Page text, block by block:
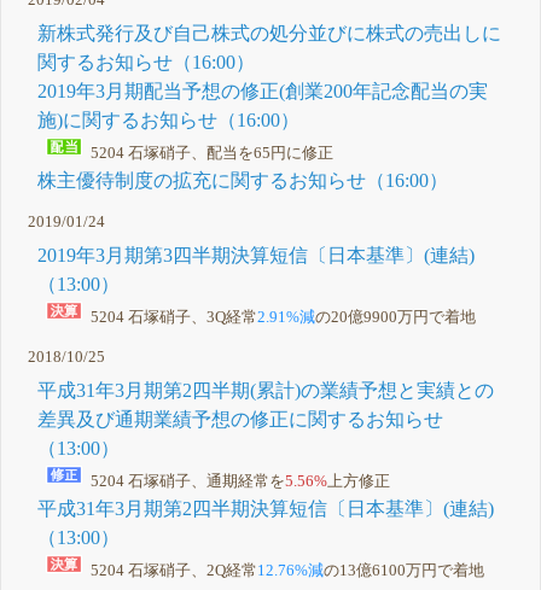
新株式発行及び自己株式の処分並びに株式の売出しに
関するお知らせ（16:00）
2019年3月期配当予想の修正(創業200年記念配当の実
施)に関するお知らせ（16:00）
5204 石塚硝子、配当を65円に修正
株主優待制度の拡充に関するお知らせ（16:00）
2019/01/24
2019年3月期第3四半期決算短信〔日本基準〕(連結)
（13:00）
5204 石塚硝子、3Q経常2.91%減の20億9900万円で着地
2018/10/25
平成31年3月期第2四半期(累計)の業績予想と実績との
差異及び通期業績予想の修正に関するお知らせ
（13:00）
5204 石塚硝子、通期経常を5.56%上方修正
平成31年3月期第2四半期決算短信〔日本基準〕(連結)
（13:00）
5204 石塚硝子、2Q経常12.76%減の13億6100万円で着地